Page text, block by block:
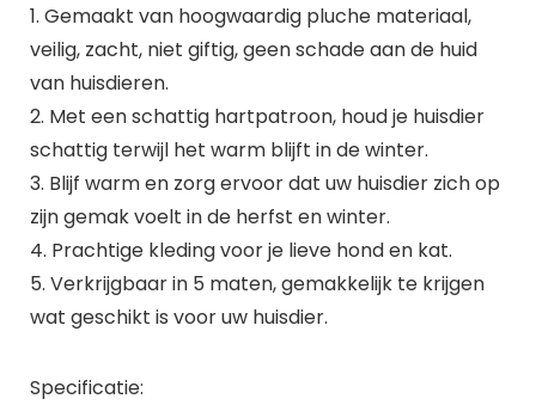
1. Gemaakt van hoogwaardig pluche materiaal,
veilig, zacht, niet giftig, geen schade aan de huid
van huisdieren.
2. Met een schattig hartpatroon, houd je huisdier
schattig terwijl het warm blijft in de winter.
3. Blijf warm en zorg ervoor dat uw huisdier zich op
zijn gemak voelt in de herfst en winter.
4. Prachtige kleding voor je lieve hond en kat.
5. Verkrijgbaar in 5 maten, gemakkelijk te krijgen
wat geschikt is voor uw huisdier.
Specificatie: